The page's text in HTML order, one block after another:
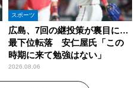
スポーツ
広島、7回の継投策が裏目に…
最下位転落 安仁屋氏「この
時期に来て勉強はない」
2026.08.06